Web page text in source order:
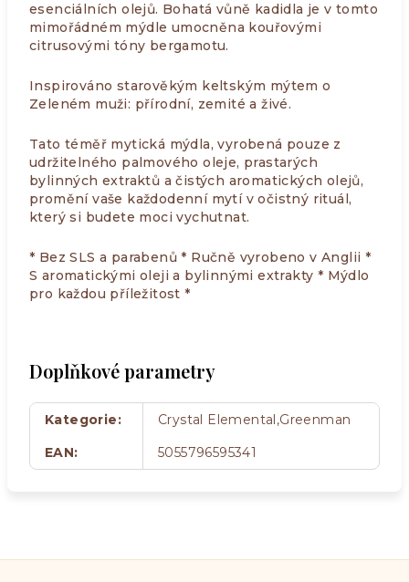
esenciálních olejů. Bohatá vůně kadidla je v tomto
mimořádném mýdle umocněna kouřovými
citrusovými tóny bergamotu.
Inspirováno starověkým keltským mýtem o
Zeleném muži: přírodní, zemité a živé.
Tato téměř mytická mýdla, vyrobená pouze z
udržitelného palmového oleje, prastarých
bylinných extraktů a čistých aromatických olejů,
promění vaše každodenní mytí v očistný rituál,
který si budete moci vychutnat.
* Bez SLS a parabenů * Ručně vyrobeno v Anglii *
S aromatickými oleji a bylinnými extrakty * Mýdlo
pro každou příležitost *
Doplňkové parametry
Kategorie:
Crystal Elemental,Greenman
EAN: 5055796595341